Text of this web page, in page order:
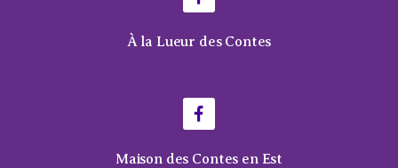
À la Lueur des Contes
Maison des Contes en Est